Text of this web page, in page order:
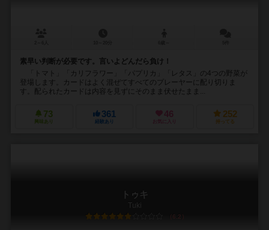
素早い判断が必要です。言いよどんだら負け！
「トマト」「カリフラワー」「パプリカ」「レタス」の4つの野菜が
登場します。カードはよく混ぜてすべてのプレーヤーに配り切りま
す。配られたカードは内容を見ずにそのまま伏せたまま...
73
興味あり
361
経験あり
46
お気に入り
252
持ってる
トゥキ
Tuki
6.2